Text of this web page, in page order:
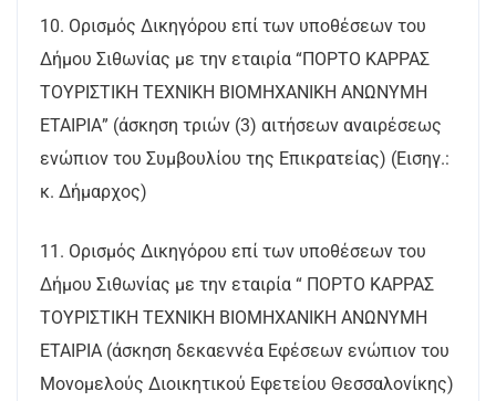
10. Ορισμός Δικηγόρου επί των υποθέσεων του
Δήμου Σιθωνίας με την εταιρία “ΠΟΡΤΟ ΚΑΡΡΑΣ
ΤΟΥΡΙΣΤΙΚΗ ΤΕΧΝΙΚΗ ΒΙΟΜΗΧΑΝΙΚΗ ΑΝΩΝΥΜΗ
ΕΤΑΙΡΙΑ” (άσκηση τριών (3) αιτήσεων αναιρέσεως
ενώπιον του Συμβουλίου της Επικρατείας) (Εισηγ.:
κ. Δήμαρχος)
11. Ορισμός Δικηγόρου επί των υποθέσεων του
Δήμου Σιθωνίας με την εταιρία “ ΠΟΡΤΟ ΚΑΡΡΑΣ
ΤΟΥΡΙΣΤΙΚΗ ΤΕΧΝΙΚΗ ΒΙΟΜΗΧΑΝΙΚΗ ΑΝΩΝΥΜΗ
ΕΤΑΙΡΙΑ (άσκηση δεκαεννέα Εφέσεων ενώπιον του
Μονομελούς Διοικητικού Εφετείου Θεσσαλονίκης)